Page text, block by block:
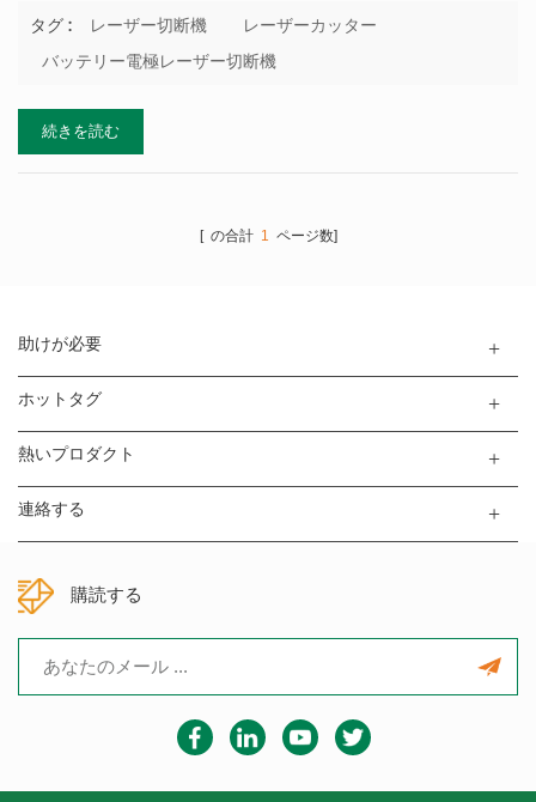
す。レーザー切断は、振動の偏差、高精度、良好な安定性、金型
置換の必要性の利点により、リチウムバッテリー製造で徐々に登
レーターのスリットなどで一般的に使用されています。 特性 バッ
テリー電極ダイカット 機械:1.過剰、不十分、または不均一な隙間
ピースとパンチオージーの接触不良、トリミングとパンチング中
タグ : レーザー切断機
レーザーカッター
バッテリー電極レーザー切断機
続きを読む
[ の合計 1 ページ数]
助けが必要
ホットタグ
熱いプロダクト
連絡する
購読する